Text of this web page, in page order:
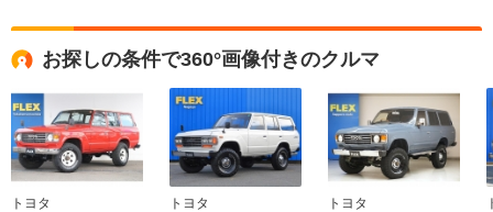
サイズ
(全長x全幅x全高)
1.85m～1.9m
全幅
1.83m～1.93m
全長
4.82m～4.98m
1.87m～1.95m
1.69m～1.87m
全長
お探しの条件で360°画像付きのクルマ
トヨタ トヨタ トヨタ